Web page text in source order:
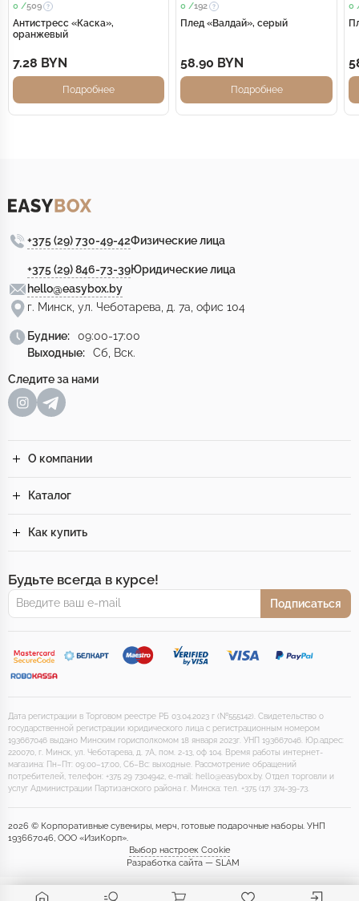
0 /509
Антистресс «Каска»,
оранжевый
7.28 BYN
Подробнее
0 /192
Плед «Валдай», серый
58.90 BYN
Подробнее
0
+375 (29) 730-49-42Физические лица
+375 (29) 846-73-39Юридические лица
hello@easybox.by
г. Минск, ул. Чеботарева, д. 7а, офис 104
Будние:
09:00-17:00
Выходные:
Сб, Вск.
Следите за нами
О компании
Каталог
Как купить
Будьте всегда в курсе!
Подписаться
Дата регистрации в Торговом реестре РБ 03.04.2023 г (№555142). Свидетельство о
государственной регистрации юридического лица с регистрационным номером
193667046 выдано Минским горисполкомом 18 января 2023г. УНП 193667046. Юр.адрес:
220070, г. Минск, ул. Чеботарева, д. 7А, пом. 2-13, оф 104. Время работы интернет-
магазина: Пн–Пт: 09:00–17:00, Сб–Вс: выходные. Рассмотрение обращений
потребителей, телефон: +375 29 7304942, e-mail: hello@easybox.by. Отдел торговли и
услуг Администрации Партизанского района г. Минска: тел. +375 (17) 374-39-73.
2026 © Корпоративные сувениры, мерч, готовые подарочные наборы. УНП
193667046, ООО «ИзиКорп».
Выбор настроек Cookie
Разработка сайта — SLAM